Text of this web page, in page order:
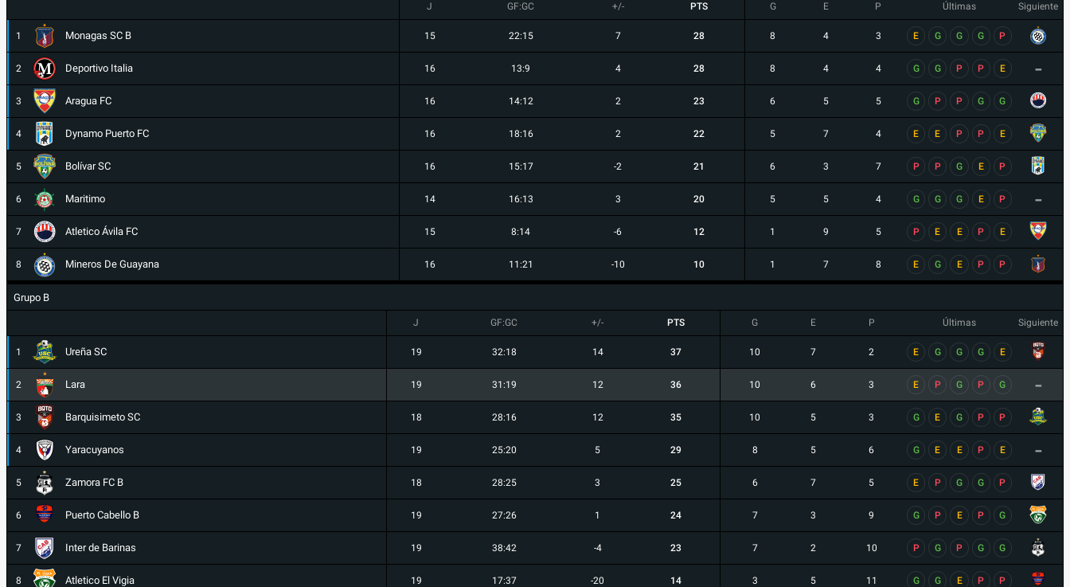
J GF:GC +/- PTS G E P Últimas Siguiente
1 Monagas SC B 15 22:15 7 28 8 4 3 E G G G P
2 Deportivo Italia 16 13:9 4 28 8 4 4 G G P P E -
3 Aragua FC 16 14:12 2 23 6 5 5 G P P G G
4 Dynamo Puerto FC 16 18:16 2 22 5 7 4 E E P P E
5 Bolívar SC 16 15:17 -2 21 6 3 7 P P G E P
6 Maritimo 14 16:13 3 20 5 5 4 G G G E P -
7 Atletico Ávila FC 15 8:14 -6 12 1 9 5 P E E P E
8 Mineros De Guayana 16 11:21 -10 10 1 7 8 E G E P P
Grupo B
J GF:GC +/- PTS G E P Últimas Siguiente
1 Ureña SC 19 32:18 14 37 10 7 2 E G G G E
2 Lara 19 31:19 12 36 10 6 3 E P G P G -
3 Barquisimeto SC 18 28:16 12 35 10 5 3 G E G P P
4 Yaracuyanos 19 25:20 5 29 8 5 6 G E E P E -
5 Zamora FC B 18 28:25 3 25 6 7 5 E P G G P
6 Puerto Cabello B 19 27:26 1 24 7 3 9 G P E P G
7 Inter de Barinas 19 38:42 -4 23 7 2 10 P G P G G
8 Atletico El Vigia 19 17:37 -20 14 3 5 11 G G E P P